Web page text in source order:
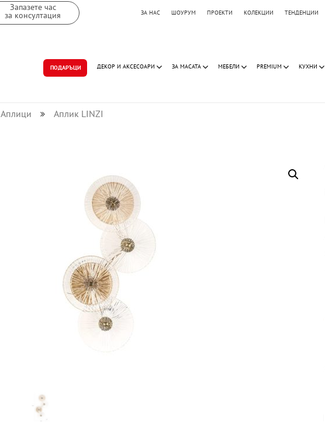
Запазете час
за консултация ЗА НАС ШОУРУМ ПРОЕКТИ КОЛЕКЦИИ ТЕНДЕНЦИИ
ПОДАРЪЦИ ДЕКОР И АКСЕСОАРИ ЗА МАСАТА МЕБЕЛИ PREMIUM КУХНИ
Аплици Аплик LINZI